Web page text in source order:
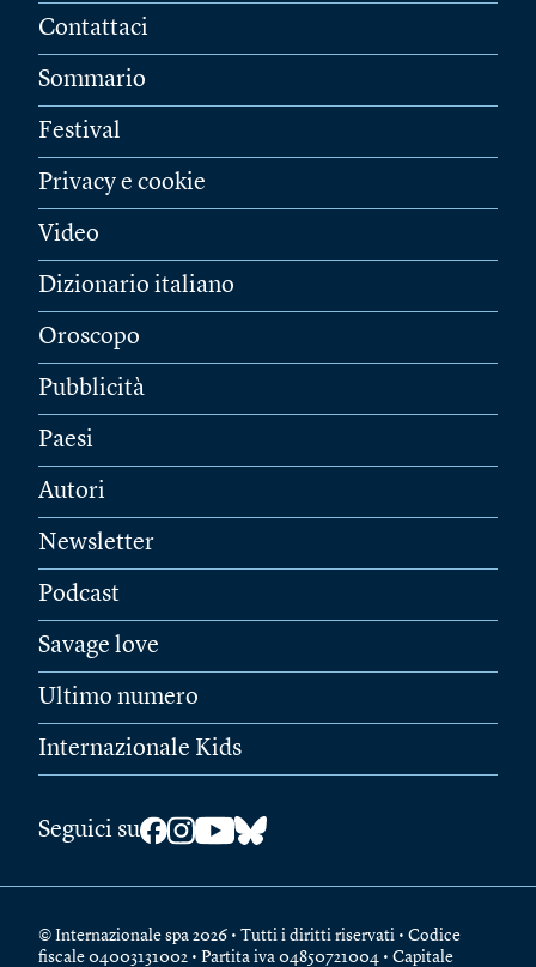
Contattaci
Sommario
Festival
Privacy e cookie
Video
Dizionario italiano
Oroscopo
Pubblicità
Paesi
Autori
Newsletter
Podcast
Savage love
Ultimo numero
Internazionale Kids
Seguici su
© Internazionale spa 2026 • Tutti i diritti riservati • Codice
fiscale 04003131002 • Partita iva 04850721004 • Capitale